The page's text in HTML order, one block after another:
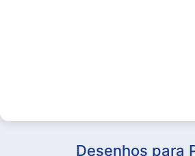
Desenhos para